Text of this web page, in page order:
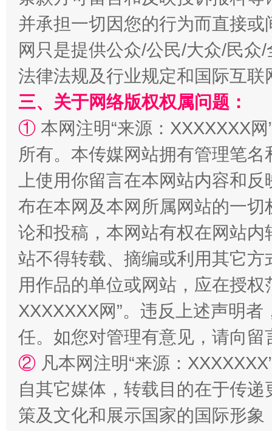
全民健身五年计划来了！等你上场
阿坝州三大球赛在茂县开幕 规模
并承担一切因您的行为而直接
网只是提供公众/公民/大众/民
法律法规及行业规定和国际互
三、关于网络版权权属问题：
① 本网注明“来源：XXXXXXX
所有。本传媒网站拥有管理笔
上使用你留言在本网站内容和
布在本网及本网所属网站的一
论和投稿，本网站有权在网站
站不得转载、摘编或利用其它
用作品的单位或网站，应在授
XXXXXXX网”。违反上述声明
任。如您对管理有意见，请向
② 凡本网注明“来源：
自其它媒体，转载目的在于传
策及文化和展示国家的国际形